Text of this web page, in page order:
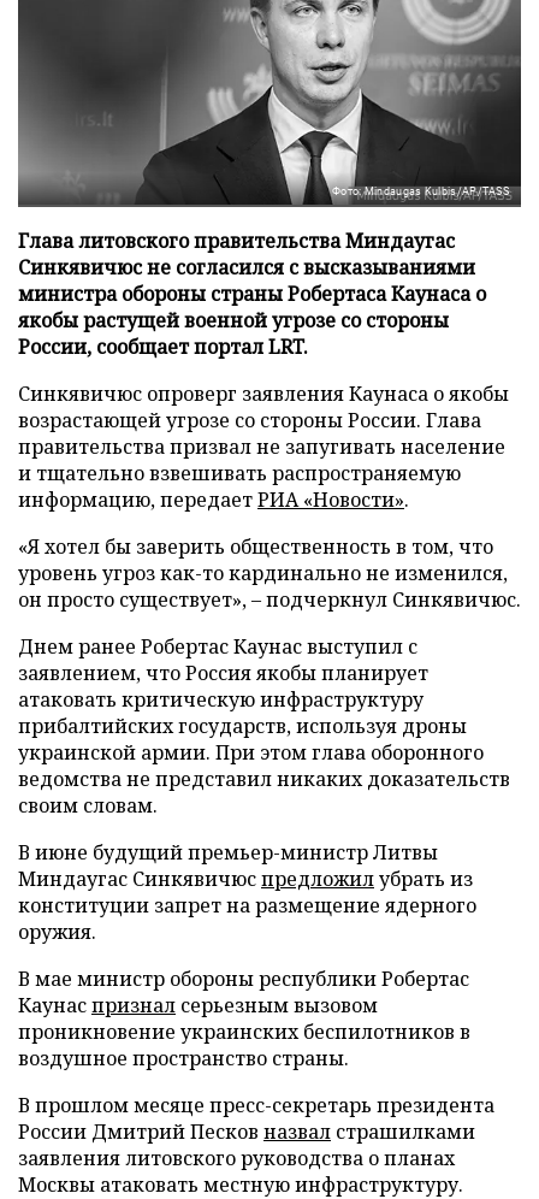
Фото: Mindaugas Kulbis/AP/TASS
Глава литовского правительства Миндаугас
Синкявичюс не согласился с высказываниями
министра обороны страны Робертаса Каунаса о
якобы растущей военной угрозе со стороны
России, сообщает портал LRT.
Синкявичюс опроверг заявления Каунаса о якобы
возрастающей угрозе со стороны России. Глава
правительства призвал не запугивать население
и тщательно взвешивать распространяемую
информацию, передаетРИА «Новости».
«Я хотел бы заверить общественность в том, что
уровень угроз как-то кардинально не изменился,
он просто существует», – подчеркнул Синкявичюс.
Днем ранее Робертас Каунас выступил с
заявлением, что Россия якобы планирует
атаковать критическую инфраструктуру
прибалтийских государств, используя дроны
украинской армии. При этом глава оборонного
ведомства не представил никаких доказательств
своим словам.
В июне будущий премьер-министр Литвы
Миндаугас Синкявичюспредложилубрать из
конституции запрет на размещение ядерного
оружия.
В мае министр обороны республики Робертас
Каунаспризнал серьезным вызовом
проникновение украинских беспилотников в
воздушное пространство страны.
В прошлом месяце пресс-секретарь президента
России Дмитрий Песков назвал страшилками
заявления литовского руководства о планах
Москвы атаковать местную инфраструктуру.